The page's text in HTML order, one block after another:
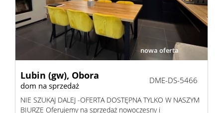
nowa oferta
Lubin (gw), Obora
dom na sprzedaż
DME-DS-5466
NIE SZUKAJ DALEJ -OFERTA DOSTĘPNA TYLKO W NASZYM
BIURZE Oferujemy na sprzedaż nowoczesny i